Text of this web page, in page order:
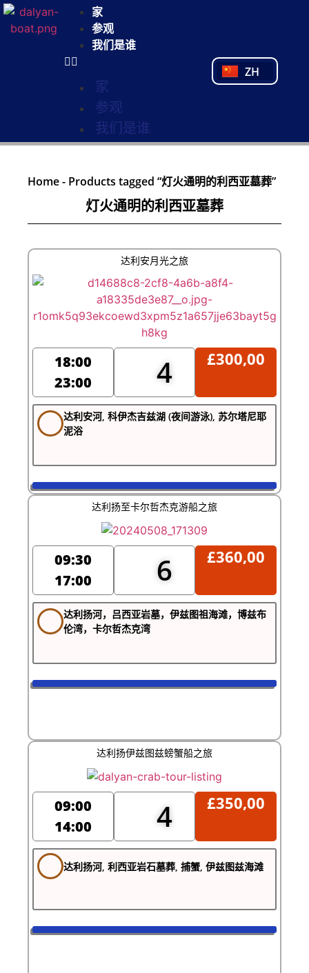
家
参观
我们是谁
家
参观
我们是谁
ZH
PT
TR
Home- Products tagged “灯火通明的利西亚墓葬”
灯火通明的利西亚墓葬
达利安月光之旅
18:00
23:00
4 £300,00
达利安河, 科伊杰吉兹湖 (夜间游泳), 苏尔塔尼耶
泥浴
达利扬至卡尔哲杰克游船之旅
09:30
17:00
6 £360,00
达利扬河，吕西亚岩墓，伊兹图祖海滩，博兹布
伦湾，卡尔哲杰克湾
达利扬伊兹图兹螃蟹船之旅
09:00
14:00
4 £350,00
达利扬河, 利西亚岩石墓葬, 捕蟹, 伊兹图兹海滩